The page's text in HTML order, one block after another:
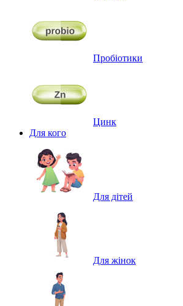
Пробіотики
Цинк
Для кого
Для дітей
Для жінок